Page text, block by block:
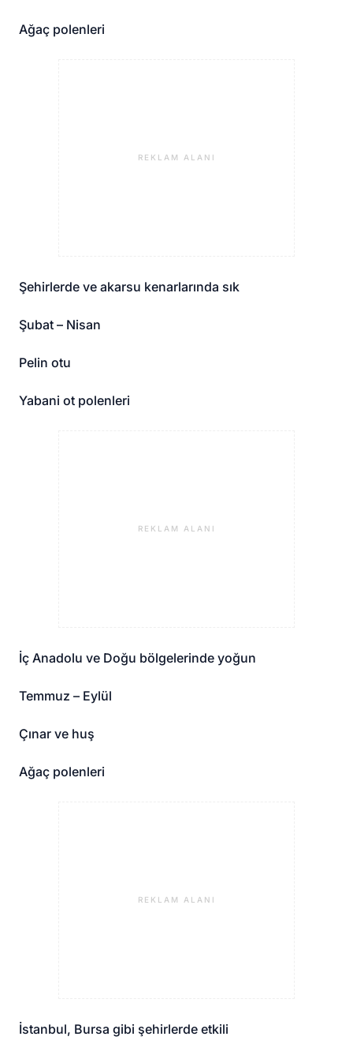
Ağaç polenleri
REKLAM ALANI
Şehirlerde ve akarsu kenarlarında sık
Şubat – Nisan
Pelin otu
Yabani ot polenleri
REKLAM ALANI
İç Anadolu ve Doğu bölgelerinde yoğun
Temmuz – Eylül
Çınar ve huş
Ağaç polenleri
REKLAM ALANI
İstanbul, Bursa gibi şehirlerde etkili